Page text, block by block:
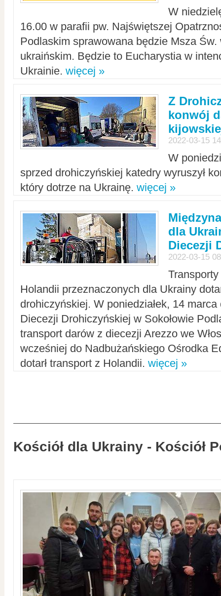
W
16.00 w parafii pw. Najświętszej
Podlaskim sprawowana będzie Msza Św.
ukraińskim. Będzie to Eucharystia w
Ukrainie. więcej »
Z
konwój
2022-03-15
W
sprzed drohiczyńskiej katedry wyruszył
który dotrze na Ukrainę. więcej »
dla
Diecezji
2022-03-15
Holandii przeznaczonych dla Ukrainy
drohiczyńskiej. W poniedziałek, 14
Diecezji Drohiczyńskiej w Sokołowie
transport darów z diecezji Arezzo we
wcześniej do Nadbużańskiego Ośrodka
dotarł transport z Holandii. więcej »
Kościół dla Ukrainy - Kościół